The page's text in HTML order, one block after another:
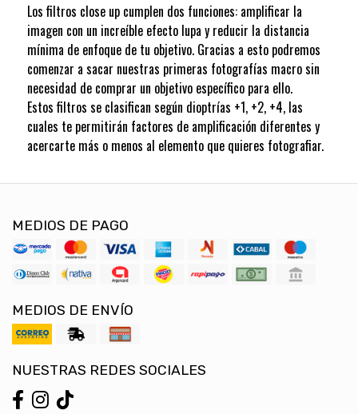
Los filtros close up cumplen dos funciones: amplificar la
imagen con un increíble efecto lupa y reducir la distancia
mínima de enfoque de tu objetivo. Gracias a esto podremos
comenzar a sacar nuestras primeras fotografías macro sin
necesidad de comprar un objetivo específico para ello.
Estos filtros se clasifican según dioptrías +1, +2, +4, las
cuales te permitirán factores de amplificación diferentes y
acercarte más o menos al elemento que quieres fotografiar.
MEDIOS DE PAGO
MEDIOS DE ENVÍO
NUESTRAS REDES SOCIALES